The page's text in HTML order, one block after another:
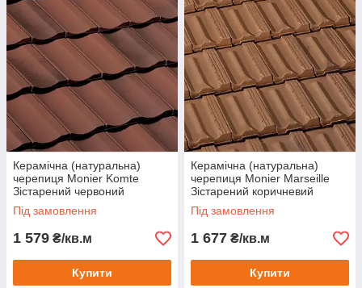
Керамічна (натуральна)
черепиця Monier Komte
Зістарений червоний
Під замовлення
1 579 ₴/кв.м
Купити
Керамічна (натуральна)
черепиця Monier Marseille
Зістарений коричневий
Під замовлення
1 677 ₴/кв.м
Купити